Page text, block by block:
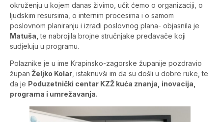
okruženju u kojem danas živimo, učit ćemo o organizaciji, o
ljudskim resursima, o internim procesima i o samom
poslovnom planiranju i izradi poslovnog plana- objasnila je
Matuša,te nabrojila brojne stručnjake predavače koji
sudjeluju u programu.
Polaznike je u ime Krapinsko-zagorske županije pozdravio
župan Željko Kolar, istaknuvši im da su došli u dobre ruke, te
da je Poduzetnički centar KZŽ kuća znanja, inovacija,
programa i umrežavanja.